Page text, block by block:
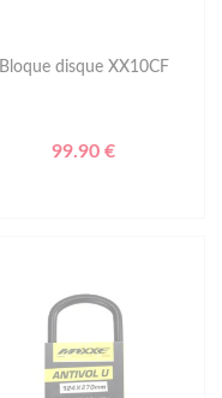
Bloque disque XX10CF
99.90 €